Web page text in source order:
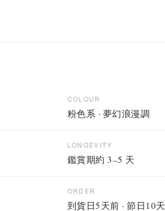
COLOUR
粉色系 · 夢幻浪漫調
LONGEVITY
鑑賞期約 3–5 天
ORDER
到貨日5天前 · 節日10